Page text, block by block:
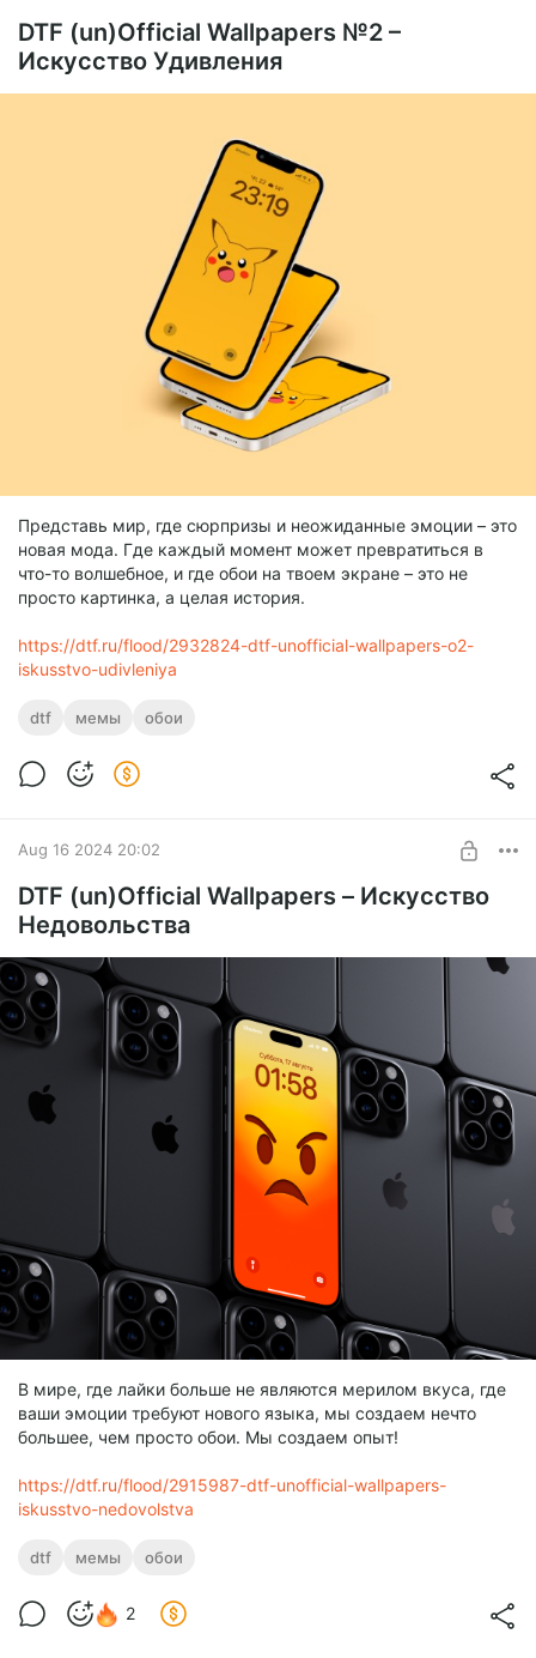
DTF (un)Official Wallpapers №2 –
Искусство Удивления
Представь мир, где сюрпризы и неожиданные эмоции – это
новая мода. Где каждый момент может превратиться в
что-то волшебное, и где обои на твоем экране – это не
просто картинка, а целая история.
https://dtf.ru/flood/2932824-dtf-unofficial-wallpapers-o2-
iskusstvo-udivleniya
dtf мемы обои
Aug 16 2024 20:02
DTF (un)Official Wallpapers – Искусство
Недовольства
В мире, где лайки больше не являются мерилом вкуса, где
ваши эмоции требуют нового языка, мы создаем нечто
большее, чем просто обои. Мы создаем опыт!
https://dtf.ru/flood/2915987-dtf-unofficial-wallpapers-
iskusstvo-nedovolstva
dtf мемы обои
2